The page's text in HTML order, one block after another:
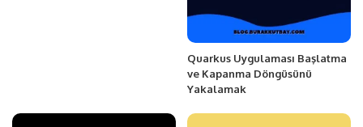
Quarkus Uygulaması Başlatma
ve Kapanma Döngüsünü
Yakalamak